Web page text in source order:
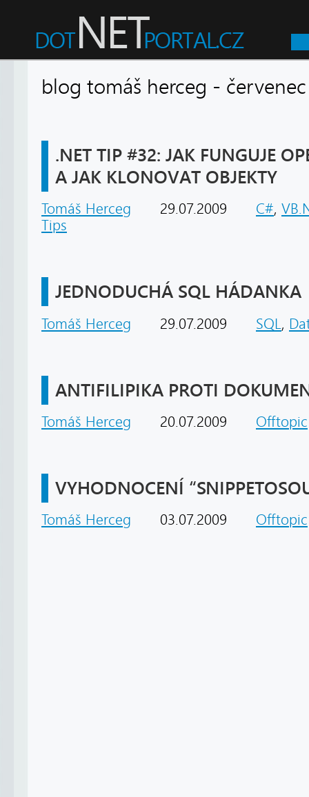
blog tomáš herceg -
.NET TIP #32: JAK FUNGUJE
A JAK KLONOVAT OBJEKTY
Tomáš Herceg 29.07.2009 C#,
Tips
JEDNODUCHÁ SQL HÁDANKA
Tomáš Herceg 29.07.2009 SQL ,
ANTIFILIPIKA PROTI
Tomáš Herceg 20.07.2009 Offtopic
VYHODNOCENÍ
Tomáš Herceg 03.07.2009 Offtopic